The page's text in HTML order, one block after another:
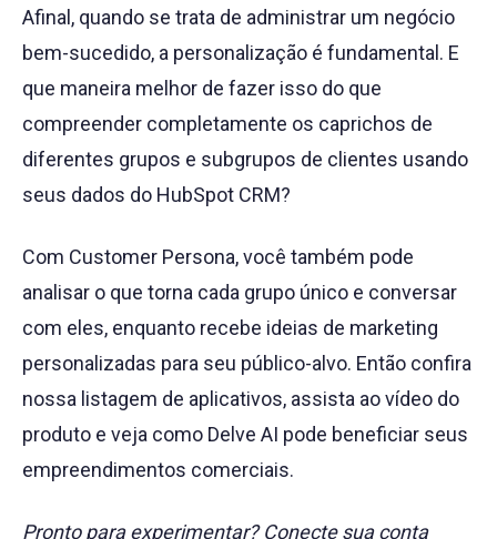
Afinal, quando se trata de administrar um negócio
bem-sucedido, a personalização é fundamental. E
que maneira melhor de fazer isso do que
compreender completamente os caprichos de
diferentes grupos e subgrupos de clientes usando
seus dados do HubSpot CRM?
Com Customer Persona, você também pode
analisar o que torna cada grupo único e conversar
com eles, enquanto recebe ideias de marketing
personalizadas para seu público-alvo. Então confira
nossa listagem de aplicativos, assista ao vídeo do
produto e veja como Delve AI pode beneficiar seus
empreendimentos comerciais.
Pronto para experimentar? Conecte sua conta